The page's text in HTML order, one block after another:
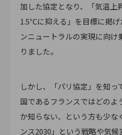
加した協定となり、「気温上
1.5℃に抑える」を目標に掲
ンニュートラルの実現に向
りました。
しかし、「パリ協定」を知っ
国であるフランスではどのよ
か知らない、という方も少な
ンス2030」という戦略や気